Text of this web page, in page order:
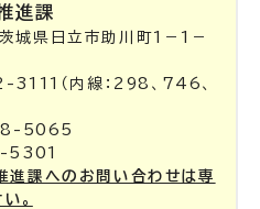
進課
県日立市助川町1－1－
（内線：298、746、
5065
5301
進課へのお問い合わせは専
。